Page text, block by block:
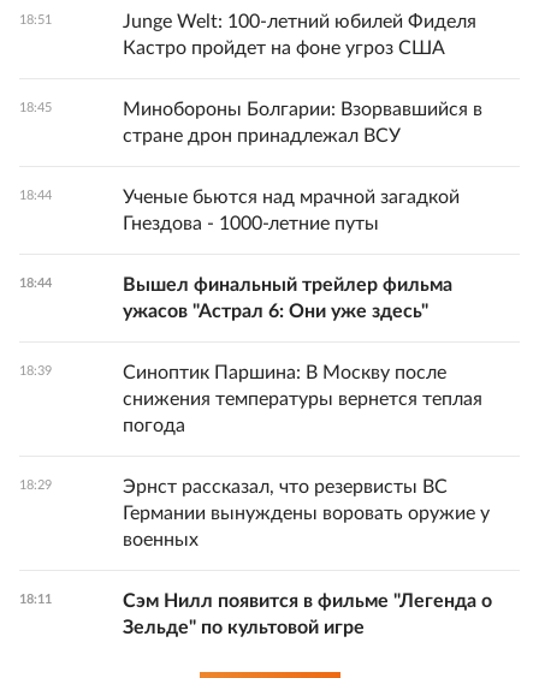
18:51
Junge Welt: 100-летний юбилей Фиделя
Кастро пройдет на фоне угроз США
18:45
Минобороны Болгарии: Взорвавшийся в
стране дрон принадлежал ВСУ
18:44
Ученые бьются над мрачной загадкой
Гнездова - 1000-летние путы
18:44
Вышел финальный трейлер фильма
ужасов "Астрал 6: Они уже здесь"
18:39
Синоптик Паршина: В Москву после
снижения температуры вернется теплая
погода
18:29
Эрнст рассказал, что резервисты ВС
Германии вынуждены воровать оружие у
военных
18:11
Сэм Нилл появится в фильме "Легенда о
Зельде" по культовой игре